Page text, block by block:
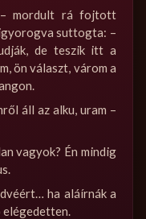
– mordult rá fojtott
suttogta: –
de teszik itt a
ön választ, várom a
áll az alku, uram –
vagyok? Én mindig
ha aláírnák a